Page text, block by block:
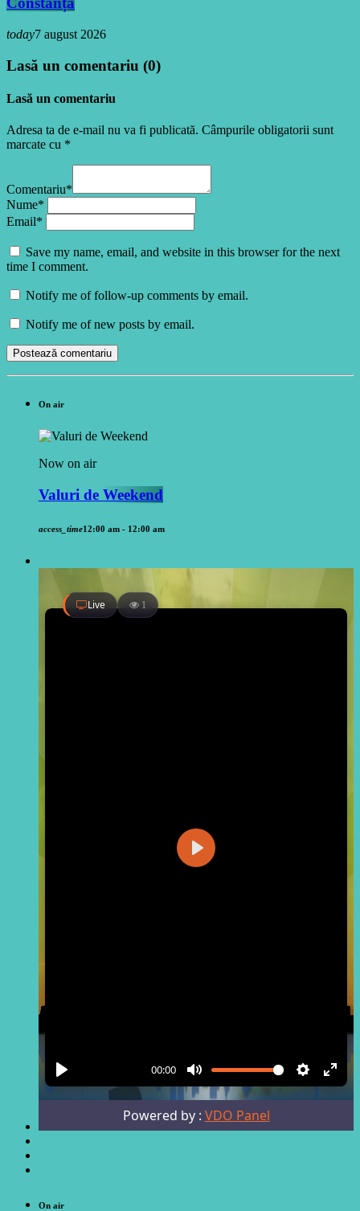
today7 august 2026
Lasă un comentariu (0)
Lasă un comentariu
Adresa ta de e-mail nu va fi publicată. Câmpurile obligatorii sunt
marcate cu *
Comentariu*
Nume*
Email*
Save my name, email, and website in this browser for the next
time I comment.
Notify me of follow-up comments by email.
Notify me of new posts by email.
On air
Now on air
Valuri de Weekend
access_time12:00 am - 12:00 am
On air